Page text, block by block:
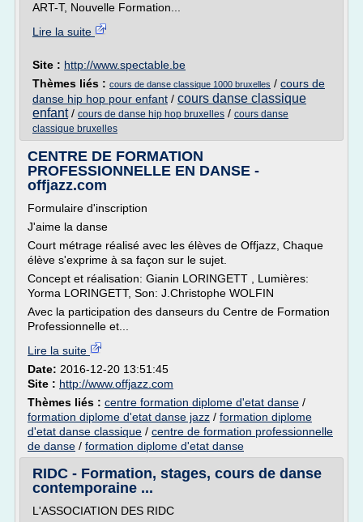
ART-T, Nouvelle Formation...
Lire la suite
Site : http://www.spectable.be
Thèmes liés : cours de danse classique 1000 bruxelles / cours de
danse hip hop pour enfant / cours danse classique
enfant/ cours de danse hip hop bruxelles / cours danse
classique bruxelles
CENTRE DE FORMATION
PROFESSIONNELLE EN DANSE -
offjazz.com
Formulaire d'inscription
J'aime la danse
Court métrage réalisé avec les élèves de Offjazz, Chaque
élève s'exprime à sa façon sur le sujet.
Concept et réalisation: Gianin LORINGETT , Lumières:
Yorma LORINGETT, Son: J.Christophe WOLFIN
Avec la participation des danseurs du Centre de Formation
Professionnelle et...
Lire la suite
Date: 2016-12-20 13:51:45
Site : http://www.offjazz.com
Thèmes liés : centre formation diplome d'etat danse /
formation diplome d'etat danse jazz / formation diplome
d'etat danse classique / centre de formation professionnelle
de danse / formation diplome d'etat danse
RIDC - Formation, stages, cours de danse
contemporaine ...
L'ASSOCIATION DES RIDC